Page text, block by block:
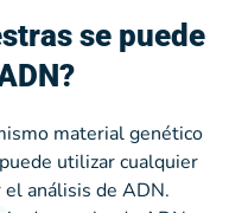
se puede
material genético
utilizar cualquier
análisis de ADN.